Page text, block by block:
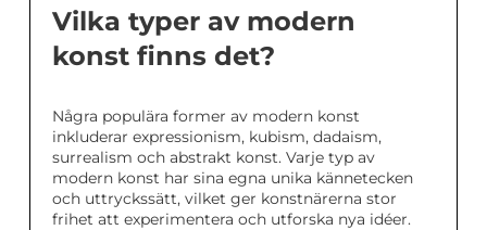
Vilka typer av modern
konst finns det?
Några populära former av modern konst
inkluderar expressionism, kubism, dadaism,
surrealism och abstrakt konst. Varje typ av
modern konst har sina egna unika kännetecken
och uttryckssätt, vilket ger konstnärerna stor
frihet att experimentera och utforska nya idéer.